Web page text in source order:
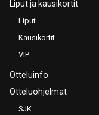
Liput ja kausikortit
Liput
Kausikortit
VIP
Otteluinfo
Otteluohjelmat
SJK